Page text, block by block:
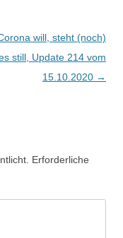
will, steht (noch)
still, Update 214 vom
15.10.2020 →
Erforderliche